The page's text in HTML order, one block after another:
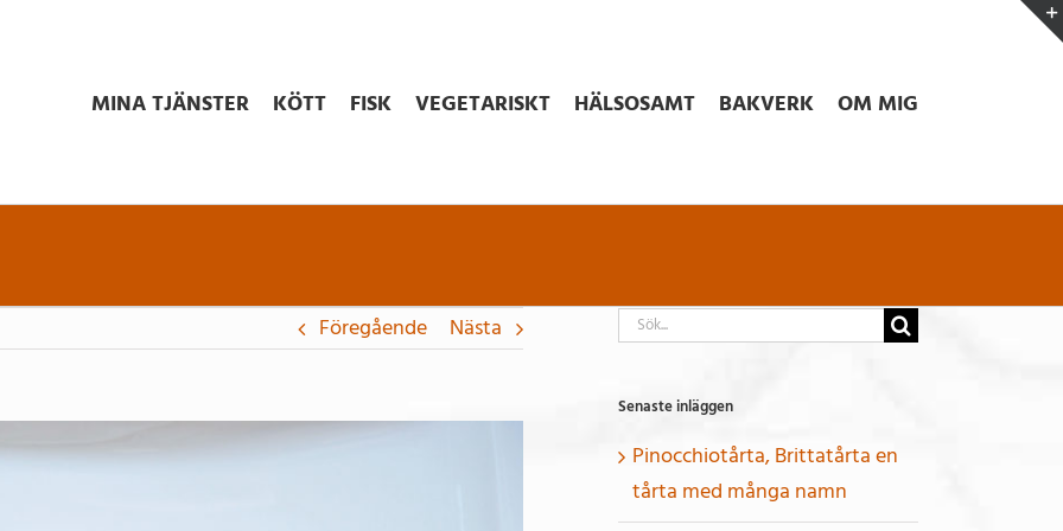
MINA TJÄNSTER KÖTT FISK VEGETARISKT HÄLSOSAMT BAKVERK OM MIG
Föregående Nästa
Sök
Senaste inläggen
Pinocchiotårta, Brittatårta en
tårta med många namn